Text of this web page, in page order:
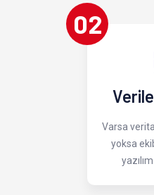
02
Varsa
yoksa